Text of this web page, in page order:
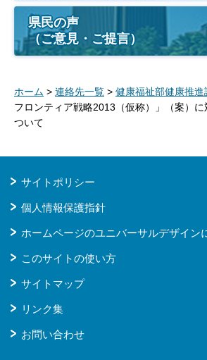
県民の声
（ご意見・ご提言）
ホーム > 連絡先一覧 > 健康福祉部健康推進
フロンティア戦略2013（仮称）」（案）
ついて
サイトポリシー
個人情報保護指針
ホームページのユニバーサルデザイン
このサイトの使い方
サイトマップ
リンク集
お問い合わせ